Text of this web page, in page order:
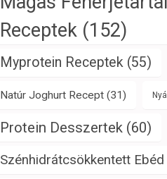
Receptek(152)
Myprotein Receptek(55)
Natúr Joghurt Recept(31)
Protein Desszertek (60)
Szénhidrátcsökkentett Ebéd